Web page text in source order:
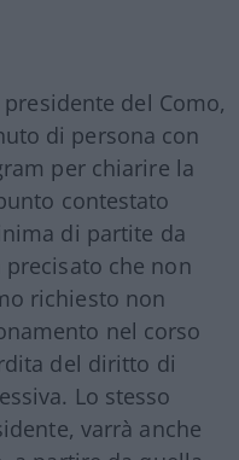
del Como,
di persona con
per chiarire la
contestato
di partite da
precisato che non
richiesto non
nel corso
del diritto di
Lo stesso
varrà anche